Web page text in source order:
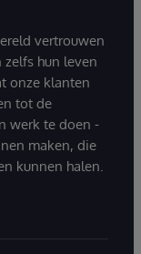
vertrouwen
zelfs hun leven
onze klanten
tot de
werk te doen -
maken, die
kunnen halen.